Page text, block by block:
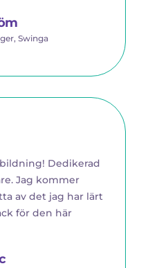
Swinga
Dedikerad
Jag kommer
av det jag har lärt
för den här